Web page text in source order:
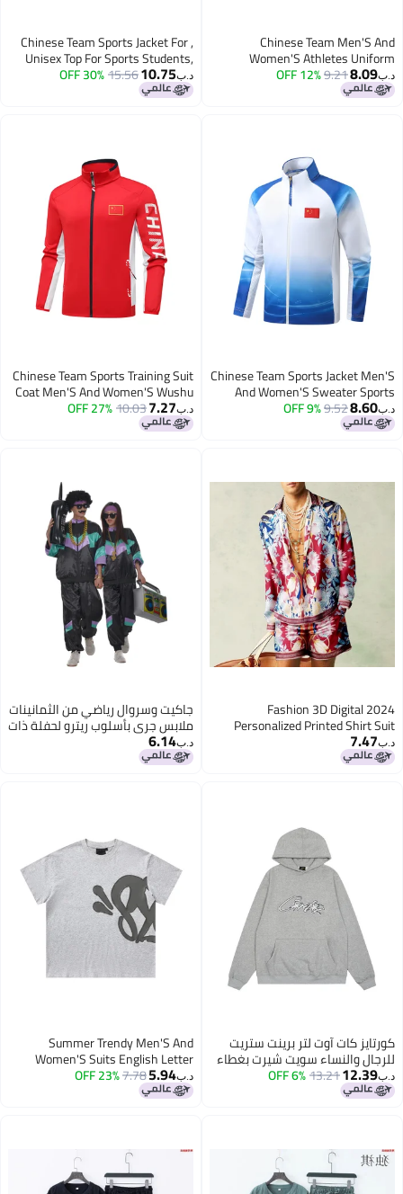
Chinese Team Men'S And
Women'S Athletes Uniform
Appearance Uniform National
Uniform Sports Training Uniform
د.ب‏8.09
9.21
12% OFF
Chinese Team Sports Jacket For ,
Unisex Top For Sports Students,
Training Uniform For Martial Arts
And Combat Teams, Flag Design
د.ب‏10.75
15.56
30% OFF
Chinese Team Sports Jacket Men'S
And Women'S Sweater Sports
Student Training Suit National
Team Athletes Outwear Jacket
د.ب‏8.60
9.52
9% OFF
Chinese Team Sports Training Suit
Coat Men'S And Women'S Wushu
Fencing Taekwondo Sports Coach
Referee Suit Customization
د.ب‏7.27
10.03
27% OFF
2024 Fashion 3D Digital
Personalized Printed Shirt Suit
Casual And Comfortable
د.ب‏7.47
جاكيت وسروال رياضي من الثمانينات
ملابس جري بأسلوب ريترو لحفلة ذات
طابع الثمانينات
د.ب‏6.14
كورتايز كات آوت لتر برينت ستريت
للرجال والنساء سويت شيرت بغطاء
رأس فضفاض مع بنطلون كاجوال
د.ب‏12.39
13.21
6% OFF
Summer Trendy Men'S And
Women'S Suits English Letter
Foam Short-Sleeved Shorts Suit
د.ب‏5.94
7.78
23% OFF